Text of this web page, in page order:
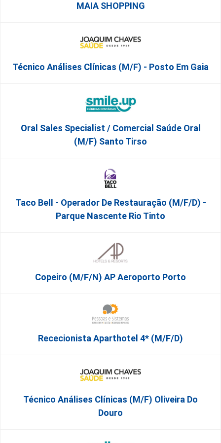
MAIA SHOPPING
Técnico Análises Clínicas (M/F) - Posto Em Gaia
Oral Sales Specialist / Comercial Saúde Oral
(M/F) Santo Tirso
Taco Bell - Operador De Restauração (m/f/d) -
Parque Nascente Rio Tinto
Copeiro (M/F/N) AP Aeroporto Porto
Rececionista Aparthotel 4* (m/f/d)
Técnico Análises Clínicas (M/F) Oliveira Do
Douro